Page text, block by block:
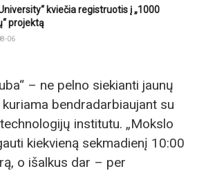
kviečia registruotis į „1000
projektą
06
– ne pelno siekianti jaunų
bendradarbiaujant su
institutu. „Mokslo
kiekvieną sekmadienį 10:00
o išalkus dar – per